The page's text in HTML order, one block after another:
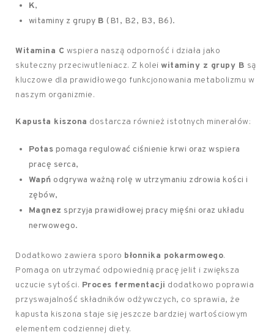
K,
witaminy z grupy B (B1, B2, B3, B6).
Witamina C wspiera naszą odporność i działa jako
skuteczny przeciwutleniacz. Z kolei witaminy z grupy B są
kluczowe dla prawidłowego funkcjonowania metabolizmu w
naszym organizmie.
Kapusta kiszona dostarcza również istotnych minerałów:
Potas pomaga regulować ciśnienie krwi oraz wspiera
pracę serca,
Wapń odgrywa ważną rolę w utrzymaniu zdrowia kości i
zębów,
Magnez sprzyja prawidłowej pracy mięśni oraz układu
nerwowego.
Dodatkowo zawiera sporo błonnika pokarmowego.
Pomaga on utrzymać odpowiednią pracę jelit i zwiększa
uczucie sytości. Proces fermentacji dodatkowo poprawia
przyswajalność składników odżywczych, co sprawia, że
kapusta kiszona staje się jeszcze bardziej wartościowym
elementem codziennej diety.